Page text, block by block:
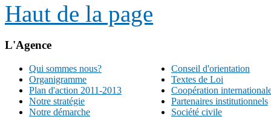
Haut de la page
L'Agence
Qui sommes nous?
Organigramme
Plan d'action 2011-2013
Notre stratégie
Notre démarche
Conseil d'orientation
Textes de Loi
Coopération
Partenaires institutionnels
Société civile